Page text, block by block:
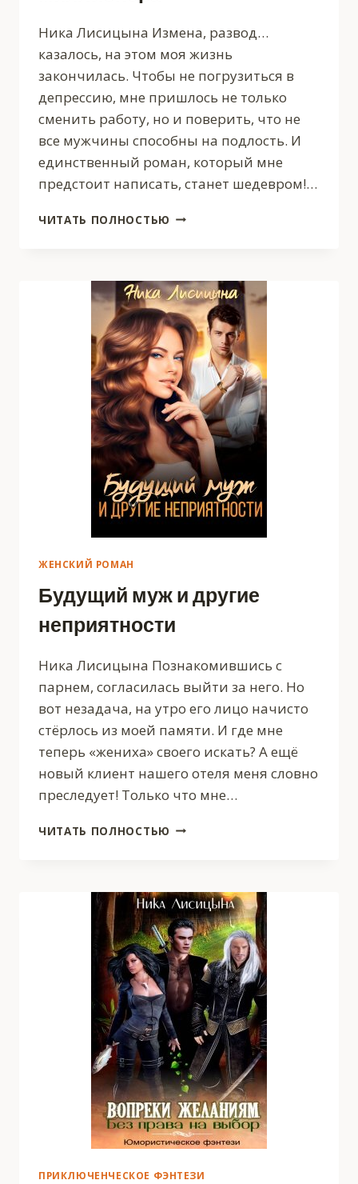
Ника Лисицына Измена, развод…
казалось, на этом моя жизнь
закончилась. Чтобы не погрузиться в
депрессию, мне пришлось не только
сменить работу, но и поверить, что не
все мужчины способны на подлость. И
единственный роман, который мне
предстоит написать, станет шедевром!…
ЧИТАТЬ ПОЛНОСТЬЮ БЕСТСЕЛЛЕР
ЖЕНСКИЙ РОМАН
Будущий муж и другие
неприятности
Ника Лисицына Познакомившись с
парнем, согласилась выйти за него. Но
вот незадача, на утро его лицо начисто
стёрлось из моей памяти. И где мне
теперь «жениха» своего искать? А ещё
новый клиент нашего отеля меня словно
преследует! Только что мне…
ЧИТАТЬ ПОЛНОСТЬЮ БУДУЩИЙ
НЕПРИЯТНОСТИ
ПРИКЛЮЧЕНЧЕСКОЕ ФЭНТЕЗИ